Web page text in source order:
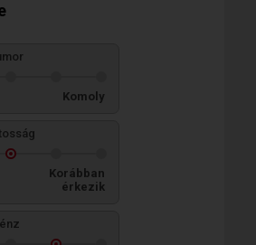
Komoly
Korábban
érkezik